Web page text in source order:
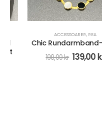
ACCESSOARER,REA
Chic Rundarmband-Guld
198,00kr 139,00kr